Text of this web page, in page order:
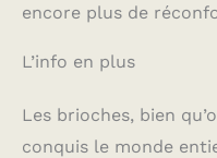
encore plus de
L’info en plus
Les brioches, bien
conquis le monde